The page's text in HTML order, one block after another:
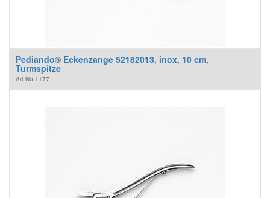
Pediando® Eckenzange 52182013, inox, 10 cm,
Turmspitze
Art-No 1177